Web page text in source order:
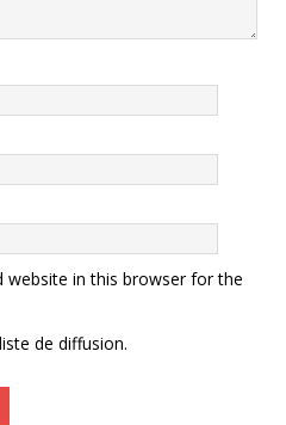
website in this browser for the
de diffusion.